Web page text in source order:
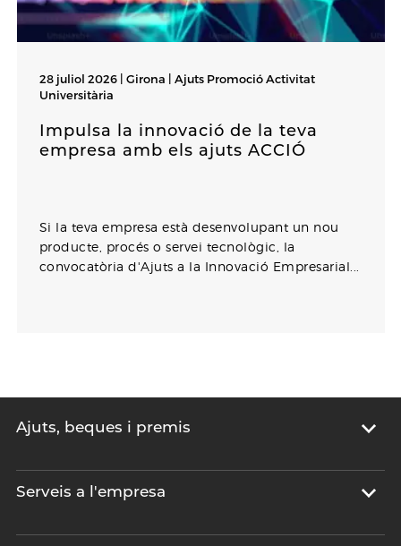
28 juliol 2026 | Girona | Ajuts Promoció Activitat
Universitària
Impulsa la innovació de la teva
empresa amb els ajuts ACCIÓ
Si la teva empresa està desenvolupant un nou
producte, procés o servei tecnològic, la
convocatòria d'Ajuts a la Innovació Empresarial...
Ajuts, beques i premis
Serveis a l'empresa